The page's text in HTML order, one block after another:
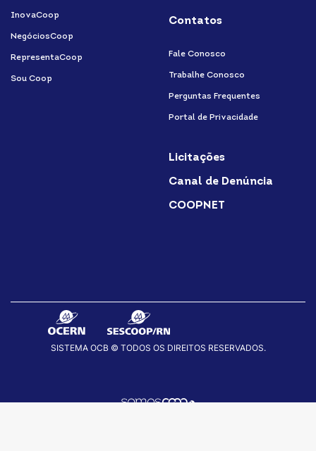
InovaCoop
NegóciosCoop
RepresentaCoop
Sou Coop
Contatos
Fale Conosco
Trabalhe Conosco
Perguntas Frequentes
Portal de Privacidade
Licitações
Canal de Denúncia
COOPNET
SISTEMA OCB © TODOS OS DIREITOS RESERVADOS.